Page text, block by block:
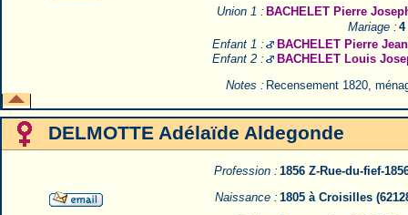
Union 1 : BACHELET Pierre
Mariage : 4
Enfant 1 :
BACHELET Pierre
Enfant 2 :
BACHELET Louis
Notes : Recensement 1820,
DELMOTTE Adélaïde Aldegonde
Profession : 1856 Z-Rue-du-fief-
Naissance : 1805 à Croisilles